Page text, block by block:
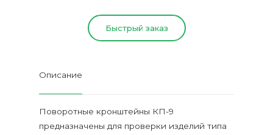
Быстрый заказ
Описание
Поворотные кронштейны КП-9
предназначены для проверки изделий типа